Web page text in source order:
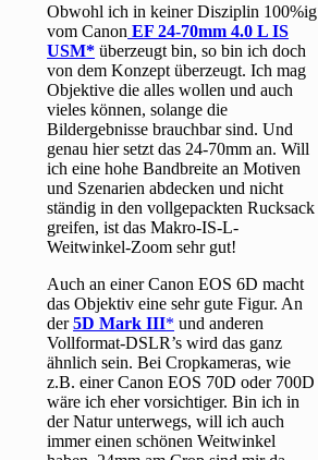
Obwohl ich in keiner Disziplin 100%ig
vom Canon EF 24-70mm 4.0 L IS
USM
überzeugt bin, so bin ich doch
von dem Konzept überzeugt. Ich mag
Objektive die alles wollen und auch
vieles können, solange die
Bildergebnisse brauchbar sind. Und
genau hier setzt das 24-70mm an. Will
ich eine hohe Bandbreite an Motiven
und Szenarien abdecken und nicht
ständig in den vollgepackten Rucksack
greifen, ist das Makro-IS-L-
Weitwinkel-Zoom sehr gut!
Auch an einer Canon EOS 6D macht
das Objektiv eine sehr gute Figur. An
der5D Mark III
und anderen
Vollformat-DSLR’s wird das ganz
ähnlich sein. Bei Cropkameras, wie
z.B. einer Canon EOS 70D oder 700D
wäre ich eher vorsichtiger. Bin ich in
der Natur unterwegs, will ich auch
immer einen schönen Weitwinkel